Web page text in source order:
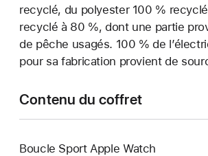
recyclé, du polyester 100 %
recyclé à 80 %, dont une partie
de pêche usagés. 100 % de
pour sa fabrication provient de
Contenu du coffret
Boucle Sport Apple Watch